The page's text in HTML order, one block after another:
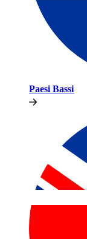
Paesi Bassi​​